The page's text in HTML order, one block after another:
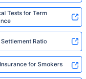
Tests for Term
Ratio
for Smokers